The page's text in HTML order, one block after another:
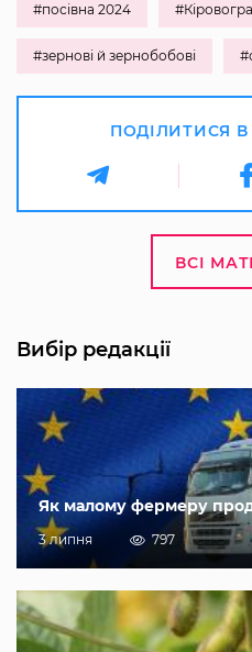
#посівна 2024
#зернові й зернобобові
ПОДІЛИТИСЯ
ВСІ
Вибір редакції
Як малому фермеру
3 липня 797